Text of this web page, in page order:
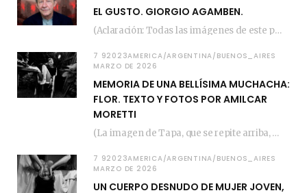
EL GUSTO. GIORGIO AGAMBEN.
(Aclaración: Todas las imágenes de este posteo fueron tomadas de Bloghemia.com, y todos los…
7 92023AMERICA/ARGENTINA/BUENOS_AIRES
MARZO DE 2026
MEMORIA DE UNA BELLÍSIMA MUCHACHA:
FLOR. TEXTO Y FOTOS POR AMILCAR
MORETTI
(La imagen de Tapa, que se repite arriba, fue compuesta por Amilcar Moretti el viernes…
7 92023AMERICA/ARGENTINA/BUENOS_AIRES
MARZO DE 2026
UN CUERPO DESNUDO DE MUJER JOVEN,